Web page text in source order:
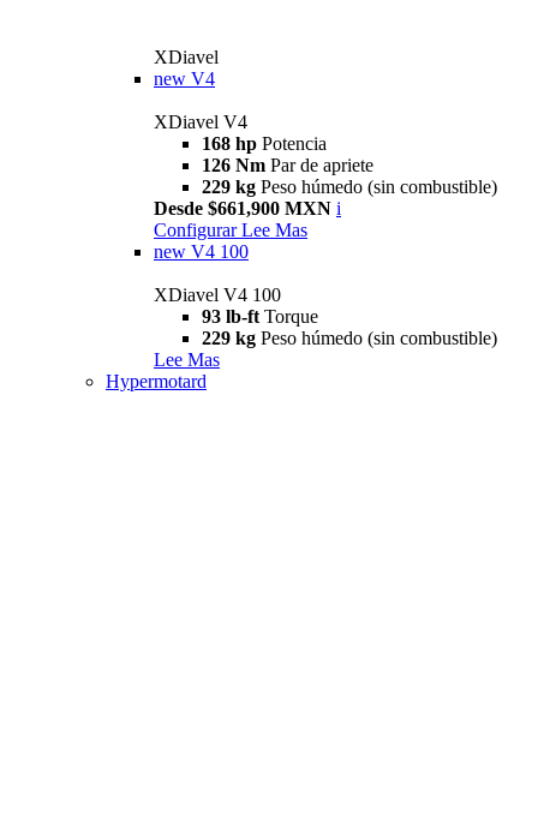
XDiavel
new V4
XDiavel V4
168 hp Potencia
126 Nm Par de apriete
229 kg Peso húmedo (sin combustible)
Desde $661,900 MXN i
Configurar Lee Mas
new V4 100
XDiavel V4 100
93 lb-ft Torque
229 kg Peso húmedo (sin combustible)
Lee Mas
Hypermotard